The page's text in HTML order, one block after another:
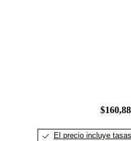
El precio incluye tasas